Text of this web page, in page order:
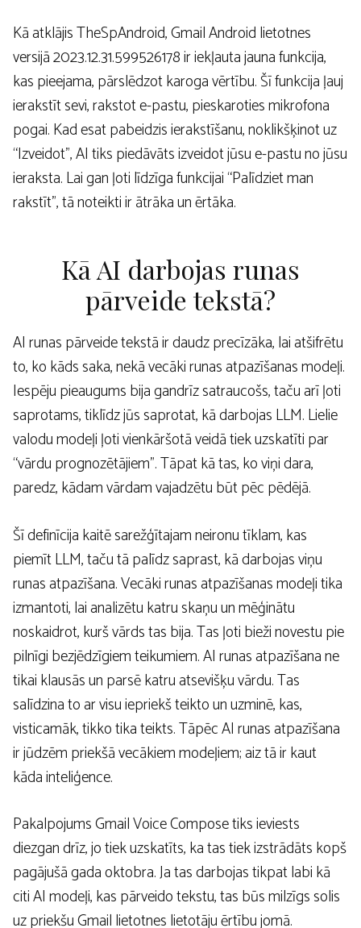
Kā atklājis TheSpAndroid, Gmail Android lietotnes
versijā 2023.12.31.599526178 ir iekļauta jauna funkcija,
kas pieejama, pārslēdzot karoga vērtību. Šī funkcija ļauj
ierakstīt sevi, rakstot e-pastu, pieskaroties mikrofona
pogai. Kad esat pabeidzis ierakstīšanu, noklikšķinot uz
“Izveidot”, AI tiks piedāvāts izveidot jūsu e-pastu no jūsu
ieraksta. Lai gan ļoti līdzīga funkcijai “Palīdziet man
rakstīt”, tā noteikti ir ātrāka un ērtāka.
Kā AI darbojas runas
pārveide tekstā?
AI runas pārveide tekstā ir daudz precīzāka, lai atšifrētu
to, ko kāds saka, nekā vecāki runas atpazīšanas modeļi.
Iespēju pieaugums bija gandrīz satraucošs, taču arī ļoti
saprotams, tiklīdz jūs saprotat, kā darbojas LLM. Lielie
valodu modeļi ļoti vienkāršotā veidā tiek uzskatīti par
“vārdu prognozētājiem”. Tāpat kā tas, ko viņi dara,
paredz, kādam vārdam vajadzētu būt pēc pēdējā.
Šī definīcija kaitē sarežģītajam neironu tīklam, kas
piemīt LLM, taču tā palīdz saprast, kā darbojas viņu
runas atpazīšana. Vecāki runas atpazīšanas modeļi tika
izmantoti, lai analizētu katru skaņu un mēģinātu
noskaidrot, kurš vārds tas bija. Tas ļoti bieži novestu pie
pilnīgi bezjēdzīgiem teikumiem. AI runas atpazīšana ne
tikai klausās un parsē katru atsevišķu vārdu. Tas
salīdzina to ar visu iepriekš teikto un uzminē, kas,
visticamāk, tikko tika teikts. Tāpēc AI runas atpazīšana
ir jūdzēm priekšā vecākiem modeļiem; aiz tā ir kaut
kāda inteliģence.
Pakalpojums Gmail Voice Compose tiks ieviests
diezgan drīz, jo tiek uzskatīts, ka tas tiek izstrādāts kopš
pagājušā gada oktobra. Ja tas darbojas tikpat labi kā
citi AI modeļi, kas pārveido tekstu, tas būs milzīgs solis
uz priekšu Gmail lietotnes lietotāju ērtību jomā.